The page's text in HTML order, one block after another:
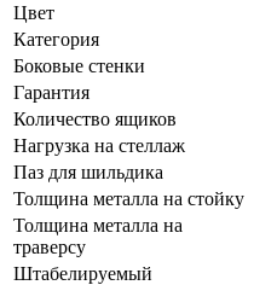
Цвет
Категория
Боковые стенки
Гарантия
Количество ящиков
Нагрузка на стеллаж
Паз для шильдика
Толщина металла на стойку
Толщина металла на
траверсу
Штабелируемый